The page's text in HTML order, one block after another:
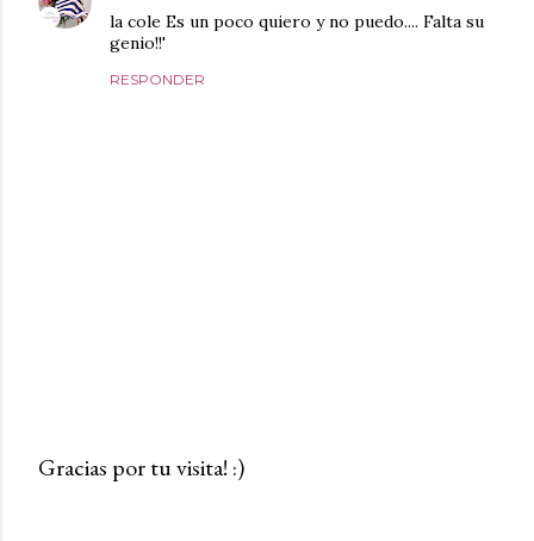
la cole Es un poco quiero y no puedo.... Falta su
genio!!'
RESPONDER
Gracias por tu visita! :)